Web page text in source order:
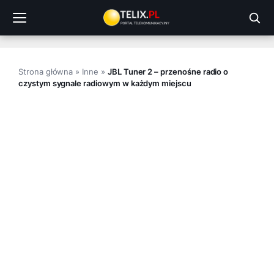
treści
Strona główna » Inne » JBL Tuner 2 – przenośne radio o
czystym sygnale radiowym w każdym miejscu